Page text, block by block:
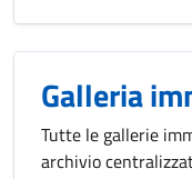
Galleria
Tutte le gallerie
archivio